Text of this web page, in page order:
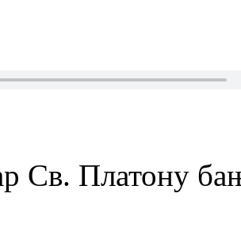
Св. Платону